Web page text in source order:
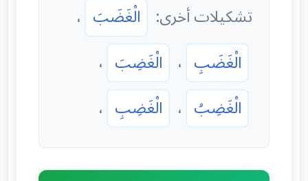
تشكيلات أخرى: الْغَضَبَ ،
الْغَضَبِ ، الْغَضِبَ ،
الْغَضِبُ ، الْغَضِبِ ،